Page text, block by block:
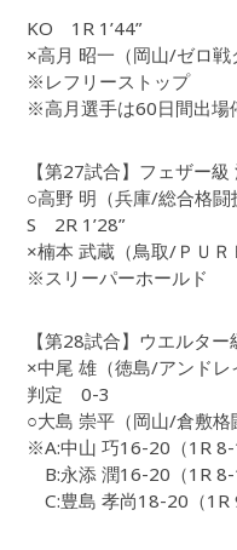
KO 1R 1’44”
×高月 昭一（岡山/ゼロ戦
※レフリーストップ
※高月選手は60日間出場
【第27試合】フェザー
○高野 明（兵庫/総合格闘
S 2R 1’28”
×楠本 武蔵（鳥取/ＰＵＲ
※スリーパーホールド
【第28試合】ウエルタ
×中尾 雄（徳島/アンドレ
判定 0-3
○大島 崇平（岡山/倉敷格
※A:中山 巧16-20（1R 8-
B:永添 潤16-20（1R 8-
C:豊島 孝尚18-20（1R